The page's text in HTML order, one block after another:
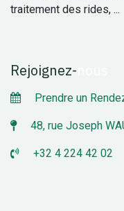
traitement des rides, ...
Rejoignez-
Prendre un
48, rue Joseph
+32 4 224 42 02